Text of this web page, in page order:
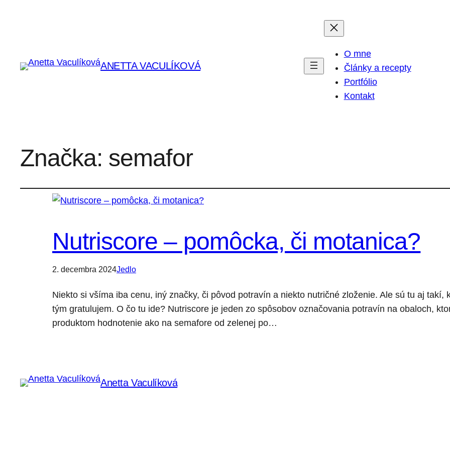
ANETTA VACULÍKOVÁ
O mne
Články a recepty
Portfólio
Kontakt
Značka: semafor
Nutriscore – pomôcka, či motanica?
2. decembra 2024Jedlo
Niekto si všíma iba cenu, iný značky, či pôvod potravín a niekto nutričné zloženie. Ale sú tu aj takí,
tým gratulujem. O čo tu ide? Nutriscore je jeden zo spôsobov označovania potravín na obaloch,
produktom hodnotenie ako na semafore od zelenej po…
Anetta Vaculíková